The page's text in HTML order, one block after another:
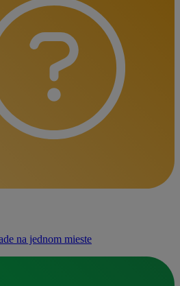
na jednom mieste